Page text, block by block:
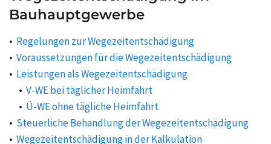
Bauhauptgewerbe
Regelungen zur Wegezeitentschädigung
Voraussetzungen für die Wegezeitentschädigung
Leistungen als Wegezeitentschädigung
V‑WE bei täglicher Heimfahrt
Ü‑WE ohne tägliche Heimfahrt
Steuerliche Behandlung der Wegezeitentschädigung
Wegezeitentschädigung in der Kalkulation